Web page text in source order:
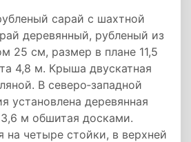
сарай с шахтной
деревянный, рубленый из
25 см, размер в плане 11,5
4,8 м. Крыша двускатная
В северо‐западной
установлена деревянная
м обшитая досками.
на четыре стойки, в верхней